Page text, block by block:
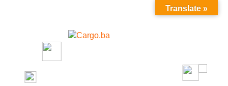
MENU
Translate »